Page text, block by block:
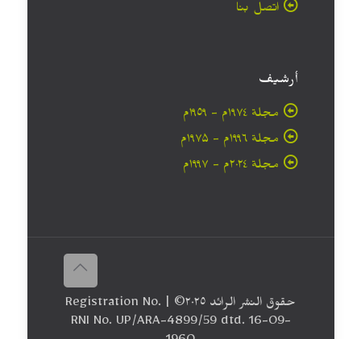
اتصل بنا
أرشيف
مجلة ۱۹۷٤م - ١٩٥٩م
مجلة ۱۹۹٦م - ۱۹۷۵م
مجلة ۲۰۲٤م - ۱۹۹۷م
حقوق النشر الرائد ٢٠۲٥© | Registration No.
RNI No. UP/ARA-4899/59 dtd. 16-09-